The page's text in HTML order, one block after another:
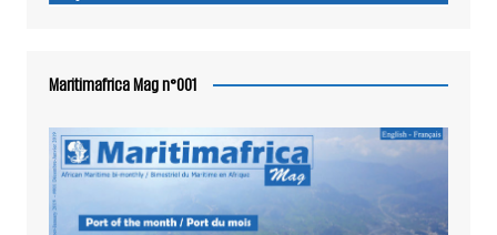
Maritimafrica Mag n°001